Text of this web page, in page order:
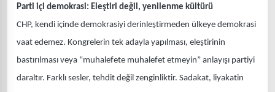
Parti içi demokrasi: Eleştiri değil, yenilenme kültürü
CHP, kendi içinde demokrasiyi derinleştirmeden ülkeye demokrasi
vaat edemez. Kongrelerin tek adayla yapılması, eleştirinin
bastırılması veya “muhalefete muhalefet etmeyin” anlayışı partiyi
daraltır. Farklı sesler, tehdit değil zenginliktir. Sadakat, liyakatin